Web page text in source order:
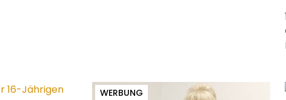
WERBUNG